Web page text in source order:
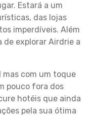
Estará a um
das lojas
imperdíveis. Além
de explorar Airdrie a
com um toque
pouco fora dos
hotéis que ainda
pela sua ótima